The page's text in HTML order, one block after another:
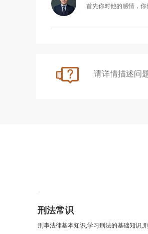
首先你对他的感情，你
刑法常识
刑事法律基本知识,学习刑法的基础知识,